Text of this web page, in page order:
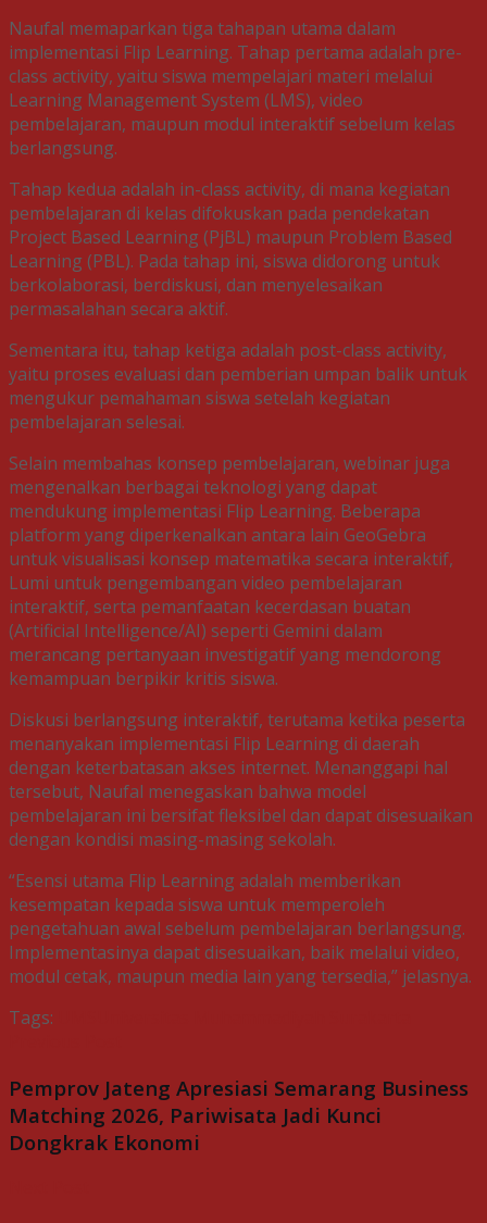
Naufal memaparkan tiga tahapan utama dalam
implementasi Flip Learning. Tahap pertama adalah pre-
class activity, yaitu siswa mempelajari materi melalui
Learning Management System (LMS), video
pembelajaran, maupun modul interaktif sebelum kelas
berlangsung.
Tahap kedua adalah in-class activity, di mana kegiatan
pembelajaran di kelas difokuskan pada pendekatan
Project Based Learning (PjBL) maupun Problem Based
Learning (PBL). Pada tahap ini, siswa didorong untuk
berkolaborasi, berdiskusi, dan menyelesaikan
permasalahan secara aktif.
Sementara itu, tahap ketiga adalah post-class activity,
yaitu proses evaluasi dan pemberian umpan balik untuk
mengukur pemahaman siswa setelah kegiatan
pembelajaran selesai.
Selain membahas konsep pembelajaran, webinar juga
mengenalkan berbagai teknologi yang dapat
mendukung implementasi Flip Learning. Beberapa
platform yang diperkenalkan antara lain GeoGebra
untuk visualisasi konsep matematika secara interaktif,
Lumi untuk pengembangan video pembelajaran
interaktif, serta pemanfaatan kecerdasan buatan
(Artificial Intelligence/AI) seperti Gemini dalam
merancang pertanyaan investigatif yang mendorong
kemampuan berpikir kritis siswa.
Diskusi berlangsung interaktif, terutama ketika peserta
menanyakan implementasi Flip Learning di daerah
dengan keterbatasan akses internet. Menanggapi hal
tersebut, Naufal menegaskan bahwa model
pembelajaran ini bersifat fleksibel dan dapat disesuaikan
dengan kondisi masing-masing sekolah.
“Esensi utama Flip Learning adalah memberikan
kesempatan kepada siswa untuk memperoleh
pengetahuan awal sebelum pembelajaran berlangsung.
Implementasinya dapat disesuaikan, baik melalui video,
modul cetak, maupun media lain yang tersedia,” jelasnya.
Tags:
Pemprov Jateng Apresiasi Semarang Business
Matching 2026, Pariwisata Jadi Kunci
Dongkrak Ekonomi